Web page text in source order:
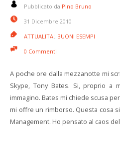
Pubblicato da Pino Bruno
31 Dicembre 2010
ATTUALITA', BUONI ESEMPI
0 Commenti
A poche ore dalla mezzanotte mi
Skype, Tony Bates. Si, proprio a
immagino. Bates mi chiede scusa
mi offre un rimborso. Questa cosa
Management. Ho pensato al caos